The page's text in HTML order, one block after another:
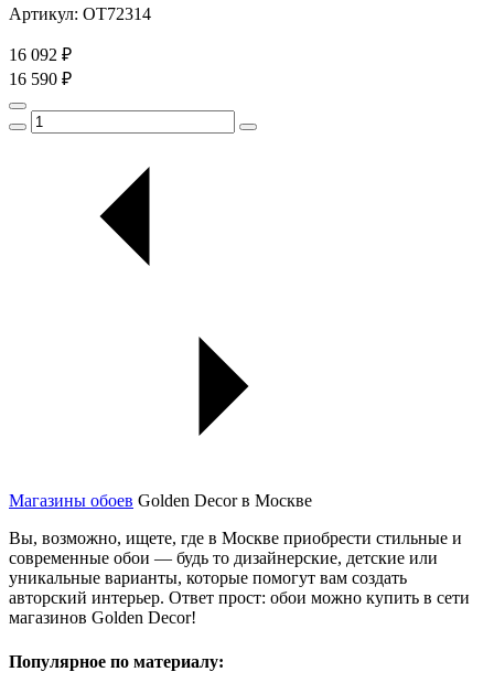
Артикул: OT72314
16 092 ₽
16 590 ₽
Магазины обоев Golden Decor в Москве
Вы, возможно, ищете, где в Москве приобрести стильные и
современные обои — будь то дизайнерские, детские или
уникальные варианты, которые помогут вам создать
авторский интерьер. Ответ прост: обои можно купить в сети
магазинов Golden Decor!
Популярное по материалу: